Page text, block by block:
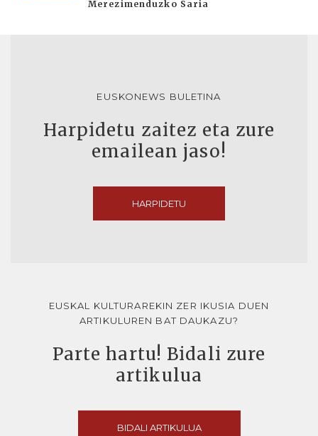
Merezimenduzko Saria
EUSKONEWS BULETINA
Harpidetu zaitez eta zure
emailean jaso!
HARPIDETU
EUSKAL KULTURAREKIN ZER IKUSIA DUEN
ARTIKULUREN BAT DAUKAZU?
Parte hartu! Bidali zure
artikulua
BIDALI ARTIKULUA